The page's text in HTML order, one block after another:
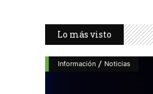
Lo más visto
Información / Noticias